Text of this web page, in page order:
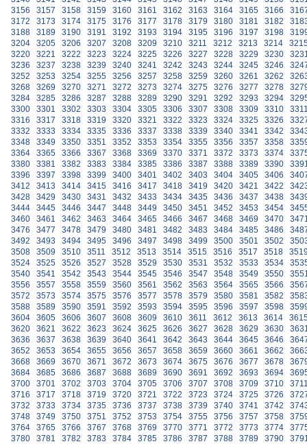
3156
3157 3158 3159 3160 3161 3162 3163 3164 3165 3166
3172
3173 3174 3175 3176 3177 3178 3179 3180 3181 3182
3188
3189 3190 3191 3192 3193 3194 3195 3196 3197 3198
3204
3205 3206 3207 3208 3209 3210 3211 3212 3213 3214
3220
3221 3222 3223 3224 3225 3226 3227 3228 3229 3230
3236
3237 3238 3239 3240 3241 3242 3243 3244 3245 3246
3252
3253 3254 3255 3256 3257 3258 3259 3260 3261 3262
3268
3269 3270 3271 3272 3273 3274 3275 3276 3277 3278
3284
3285 3286 3287 3288 3289 3290 3291 3292 3293 3294
3300
3301 3302 3303 3304 3305 3306 3307 3308 3309 3310
3316
3317 3318 3319 3320 3321 3322 3323 3324 3325 3326
3332
3333 3334 3335 3336 3337 3338 3339 3340 3341 3342
3348
3349 3350 3351 3352 3353 3354 3355 3356 3357 3358
3364
3365 3366 3367 3368 3369 3370 3371 3372 3373 3374
3380
3381 3382 3383 3384 3385 3386 3387 3388 3389 3390
3396
3397 3398 3399 3400 3401 3402 3403 3404 3405 3406
3412
3413 3414 3415 3416 3417 3418 3419 3420 3421 3422
3428
3429 3430 3431 3432 3433 3434 3435 3436 3437 3438
3444
3445 3446 3447 3448 3449 3450 3451 3452 3453 3454
3460
3461 3462 3463 3464 3465 3466 3467 3468 3469 3470
3476
3477 3478 3479 3480 3481 3482 3483 3484 3485 3486
3492
3493 3494 3495 3496 3497 3498 3499 3500 3501 3502
3508
3509 3510 3511 3512 3513 3514 3515 3516 3517 3518
3524
3525 3526 3527 3528 3529 3530 3531 3532 3533 3534
3540
3541 3542 3543 3544 3545 3546 3547 3548 3549 3550
3556
3557 3558 3559 3560 3561 3562 3563 3564 3565 3566
3572
3573 3574 3575 3576 3577 3578 3579 3580 3581 3582
3588
3589 3590 3591 3592 3593 3594 3595 3596 3597 3598
3604
3605 3606 3607 3608 3609 3610 3611 3612 3613 3614
3620
3621 3622 3623 3624 3625 3626 3627 3628 3629 3630
3636
3637 3638 3639 3640 3641 3642 3643 3644 3645 3646
3652
3653 3654 3655 3656 3657 3658 3659 3660 3661 3662
3668
3669 3670 3671 3672 3673 3674 3675 3676 3677 3678
3684
3685 3686 3687 3688 3689 3690 3691 3692 3693 3694
3700
3701 3702 3703 3704 3705 3706 3707 3708 3709 3710
3716
3717 3718 3719 3720 3721 3722 3723 3724 3725 3726
3732
3733 3734 3735 3736 3737 3738 3739 3740 3741 3742
3748
3749 3750 3751 3752 3753 3754 3755 3756 3757 3758
3764
3765 3766 3767 3768 3769 3770 3771 3772 3773 3774
3780
3781 3782 3783 3784 3785 3786 3787 3788 3789 3790